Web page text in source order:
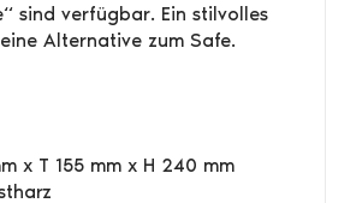
sind verfügbar. Ein stilvolles
Alternative zum Safe.
x T 155 mm x H 240 mm